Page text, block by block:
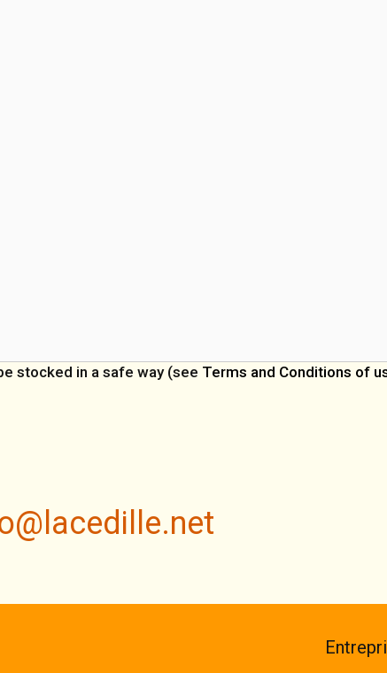
stocked in a safe way (see Terms and Conditions of